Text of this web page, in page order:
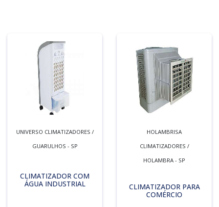
UNIVERSO CLIMATIZADORES /
GUARULHOS - SP
CLIMATIZADOR COM
ÁGUA INDUSTRIAL
HOLAMBRISA
CLIMATIZADORES /
HOLAMBRA - SP
CLIMATIZADOR PARA
COMÉRCIO